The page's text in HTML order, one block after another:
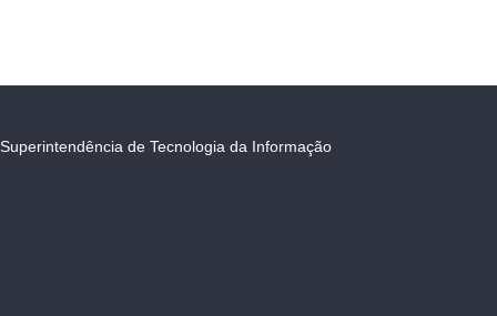
Superintendência de Tecnologia da Informação